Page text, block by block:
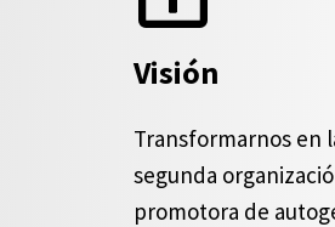
Visión
Transformarnos en
segunda
promotora de